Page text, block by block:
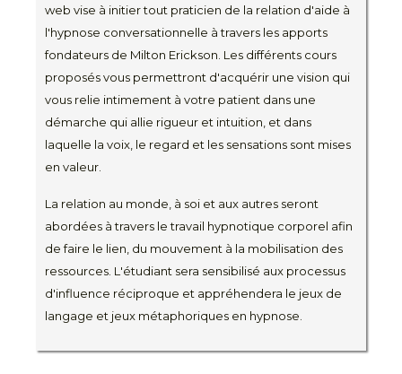
web vise à initier tout praticien de la relation d'aide à
l'hypnose conversationnelle à travers les apports
fondateurs de Milton Erickson. Les différents cours
proposés vous permettront d'acquérir une vision qui
vous relie intimement à votre patient dans une
démarche qui allie rigueur et intuition, et dans
laquelle la voix, le regard et les sensations sont mises
en valeur.
La relation au monde, à soi et aux autres seront
abordées à travers le travail hypnotique corporel afin
de faire le lien, du mouvement à la mobilisation des
ressources. L'étudiant sera sensibilisé aux processus
d'influence réciproque et appréhendera le jeux de
langage et jeux métaphoriques en hypnose.